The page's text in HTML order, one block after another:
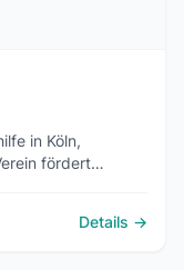
in Köln,
fördert
Details →